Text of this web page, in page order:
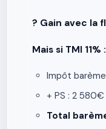
? Gain avec la
Mais si TMI 11% :
Impôt barème
+ PS : 2 580€
Total